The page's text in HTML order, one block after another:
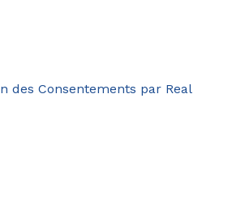
des Consentements par Real